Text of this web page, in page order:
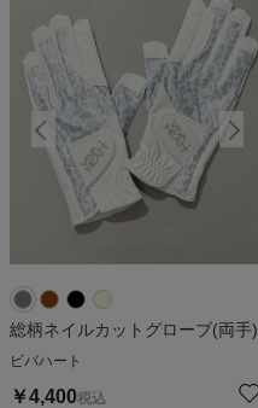
総柄ネイルカットグローブ(両手)
ビバハート
￥4,400税込